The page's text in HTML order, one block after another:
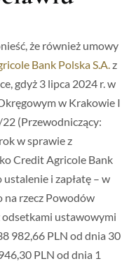
że również umowy
Bank Polska S.A.z
gdyż 3 lipca 2024 r. w
w Krakowie I
(Przewodniczący:
w sprawie z
Credit Agricole Bank
ustalenie i zapłatę – w
na rzecz Powodów
odsetkami ustawowymi
982,66 PLN od dnia 30
PLN od dnia 1